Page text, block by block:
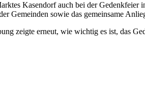
Kasendorf auch bei der
Gemeinden sowie das gemeinsame
zeigte erneut, wie wichtig es ist, das